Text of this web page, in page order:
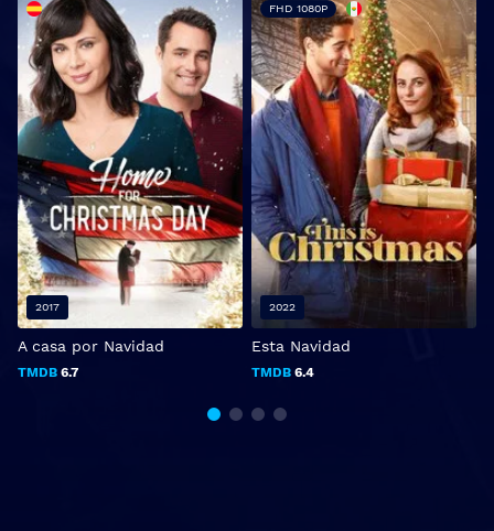
A casa por Navidad
TMDB 6.7
2017
Esta Navidad
TMDB 6.4
FHD 1080P
2022